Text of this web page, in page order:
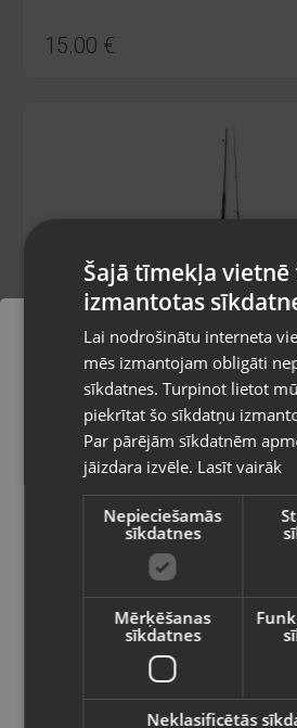
15.00 €
Konger coral spin
Liepāja, Lielā iela 4
Stāvoklis Mazlietots (Garantija 12
22.00€
Okuma Alaris Tele Surf
Pasūtījumi tiks
izvēlēto valsti
Vietnes saturs būs attēlots
valodā
Valsts
Latviešu / Latvian
Šajā tīmekļa
izmantotas
Lai nodrošinātu interneta
mēs izmantojam obligāti
sīkdatnes. Turpinot lietot
piekrītat šo sīkdatņu
Par pārējām sīkdatnēm
jāizdara izvēle. Lasīt vairāk
Nepieciešamās
sīkdatnes
Mērķēšanas
sīkdatnes
Neklasificētās